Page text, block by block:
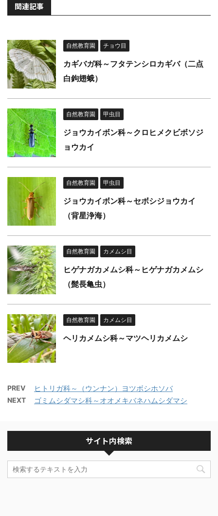
関連記事
自然教育園 チョウ目
カギバガ科～フタテンシロカギバ（二点
白鉤翅蛾）
自然教育園 甲虫目
ジョウカイボン科～クロヒメクビボソジ
ョウカイ
自然教育園 甲虫目
ジョウカイボン科～セボシジョウカイ
（背星浄海）
自然教育園 カメムシ目
ヒゲナガカメムシ科～ヒゲナガカメムシ
（髭長亀虫）
自然教育園 カメムシ目
ヘリカメムシ科～マツヘリカメムシ
PREV ヒトリガ科～（ウンナン）ヨツボシホソバ
NEXT ゴミムシダマシ科～オオメキバネハムシダマシ
サイト内検索